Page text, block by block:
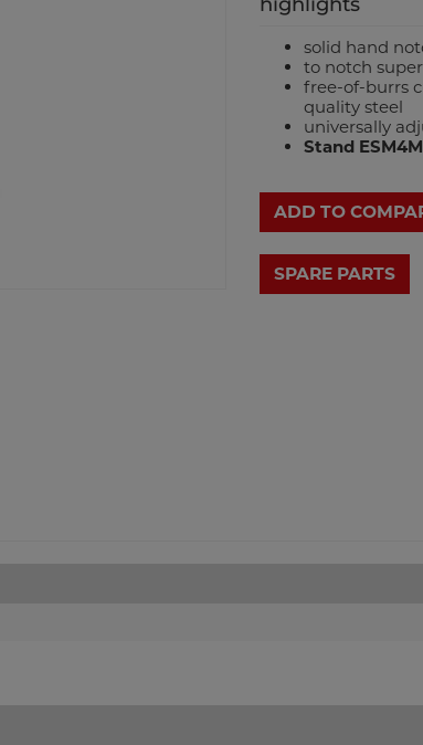
solid hand
to notch
free-of-burrs
quality steel
universally
Stand
ADD TO